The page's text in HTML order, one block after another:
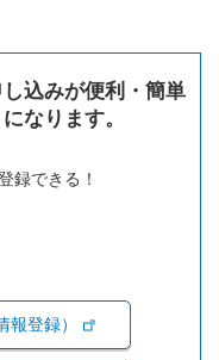
込みが便利・簡単
なります。
録できる！
登録）